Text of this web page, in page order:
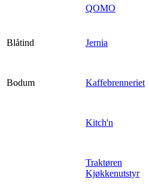
QOMO
Blåtind Jernia
Bodum Kaffebrenneriet
Kitch'n
Traktøren
Kjøkkenutstyr